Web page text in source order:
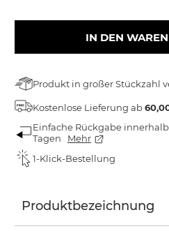
IN DEN
Produkt in großer Stückzahl
Kostenlose Lieferung ab
Einfache Rückgabe
Tagen
Mehr
1-Klick-Bestellung
Produktbezeichnung